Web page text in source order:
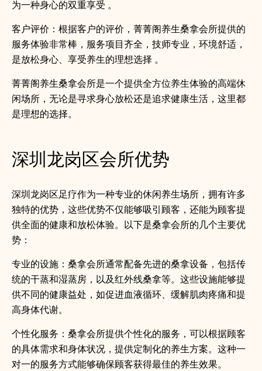
为一种身心的双重享受 。
客户评价：根据客户的评价，菁菁阁养生桑拿会所提供的
服务体验非常棒，服务项目齐全，技师专业，环境舒适，
是放松身心、享受养生的理想选择 。
菁菁阁养生桑拿会所是一个提供全方位养生体验的高端休
闲场所，无论是寻求身心放松还是追求健康生活，这里都
是理想的选择。
深圳龙岗区会所优势
深圳龙岗区足疗作为一种专业的休闲养生场所，拥有许多
独特的优势，这些优势不仅能够吸引顾客，还能为顾客提
供全面的健康和放松体验。以下是桑拿会所的几个主要优
势：
专业的设施：桑拿会所通常配备先进的桑拿设备，包括传
统的干蒸和湿蒸房，以及红外线桑拿等。这些设施能够提
供不同的健康益处，如促进血液循环、缓解肌肉疼痛和提
高身体代谢。
个性化服务：桑拿会所提供个性化的服务，可以根据顾客
的具体需求和身体状况，提供定制化的养生方案。这种一
对一的服务方式能够确保顾客获得最佳的养生效果。